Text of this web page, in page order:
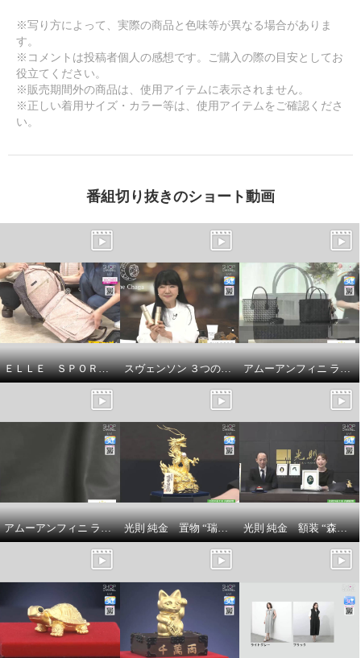
卑弥呼 レザー センタージップ プ
ラットフォームサンダル
グレーコンビ ２３．５ｃｍ
¥0
卑弥呼 レザー センタージップ プ
ラットフォームサンダル
ブラック ２３．５ｃｍ
¥0
※写り方によって、実際の商品と色味等が異なる場合がありま
す。
※コメントは投稿者個人の感想です。ご購入の際の目安としてお
役立てください。
※販売期間外の商品は、使用アイテムに表示されません。
※正しい着用サイズ・カラー等は、使用アイテムをご確認くださ
い。
番組切り抜きのショート動画
ＥＬＬＥ ＳＰＯＲＴ はっ水 取り外してリュックになる キューブ柄 キャリーカート スヴェンソン ３つの有効成分配合 育毛、薄毛、脱毛の予防！ ザ・チャーガ薬用育毛剤 ２本スペシャルセット アムーアンフィニ ラムスキンメッシュ ２ウェイトートバッグ
アムーアンフィニ ラムスキンキルティング ボディバッグ 光則 純金 置物 “瑞雲昇龍” ＜５５ｇ＞ 光則 純金 額装 “森の神様”